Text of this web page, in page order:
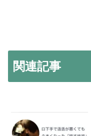
関連記事